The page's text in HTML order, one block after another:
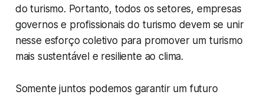
do turismo. Portanto, todos os setores, empresas
governos e profissionais do turismo devem se unir
nesse esforço coletivo para promover um turismo
mais sustentável e resiliente ao clima.
Somente juntos podemos garantir um futuro